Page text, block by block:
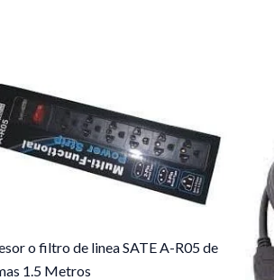
o filtro de linea SATE A-R05 de
1.5 Metros